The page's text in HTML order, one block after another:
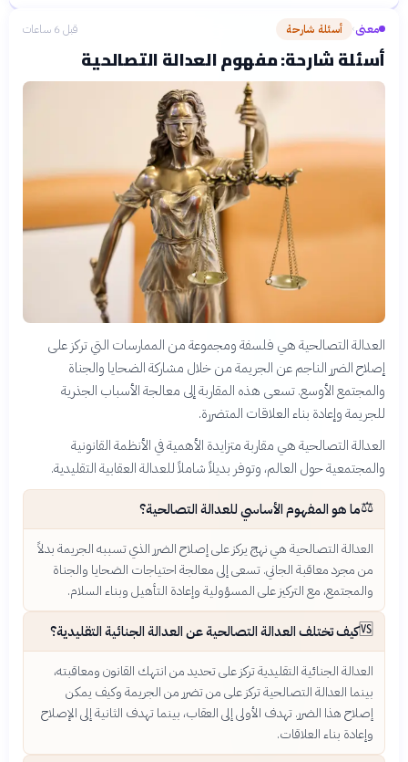
معنى› أسئلة شارحة قبل 6 ساعات
أسئلة شارحة: مفهوم العدالة التصالحية
العدالة التصالحية هي فلسفة ومجموعة من الممارسات التي تركز على
إصلاح الضرر الناجم عن الجريمة من خلال مشاركة الضحايا والجناة
والمجتمع الأوسع. تسعى هذه المقاربة إلى معالجة الأسباب الجذرية
للجريمة وإعادة بناء العلاقات المتضررة.
العدالة التصالحية هي مقاربة متزايدة الأهمية في الأنظمة القانونية
والمجتمعية حول العالم، وتوفر بديلاً شاملاً للعدالة العقابية التقليدية.
⚖️ما هو المفهوم الأساسي للعدالة التصالحية؟
العدالة التصالحية هي نهج يركز على إصلاح الضرر الذي تسببه الجريمة بدلاً
من مجرد معاقبة الجاني. تسعى إلى معالجة احتياجات الضحايا والجناة
والمجتمع، مع التركيز على المسؤولية وإعادة التأهيل وبناء السلام.
🆚كيف تختلف العدالة التصالحية عن العدالة الجنائية التقليدية؟
العدالة الجنائية التقليدية تركز على تحديد من انتهك القانون ومعاقبته،
بينما العدالة التصالحية تركز على من تضرر من الجريمة وكيف يمكن
إصلاح هذا الضرر. تهدف الأولى إلى العقاب، بينما تهدف الثانية إلى الإصلاح
وإعادة بناء العلاقات.